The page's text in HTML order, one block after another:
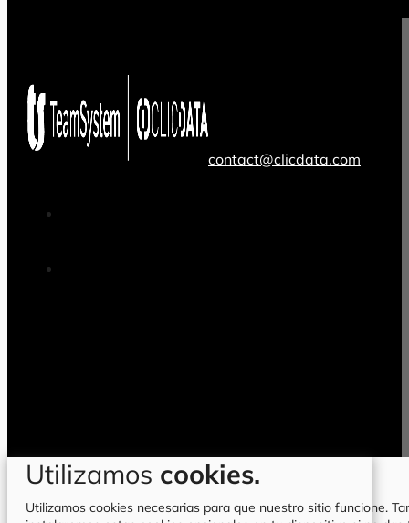
contact@clicdata.com
Utilizamos cookies.
Utilizamos cookies necesarias para que nuestro sitio funcione.